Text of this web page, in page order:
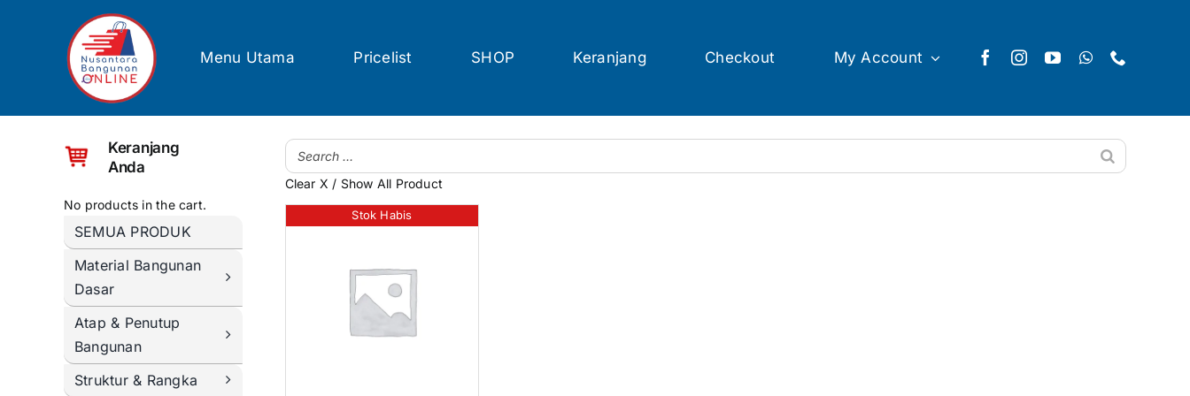
Menu Utama Pricelist SHOP Keranjang Checkout My Account
Keranjang
Anda
No products in the cart.
SEMUA PRODUK
Material Bangunan
Dasar
Atap & Penutup
Bangunan
Struktur & Rangka
Clear X / Show All Product
Stok Habis